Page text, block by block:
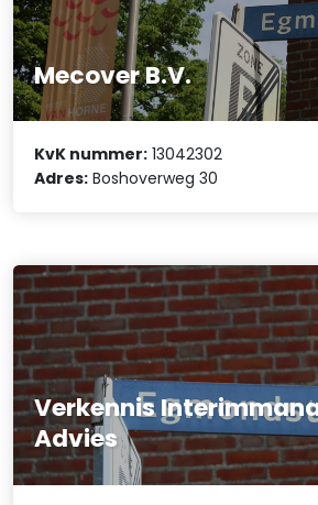
Mecover B.V.
KvK nummer: 13042302
Adres: Boshoverweg 30
Verkennis
Advies